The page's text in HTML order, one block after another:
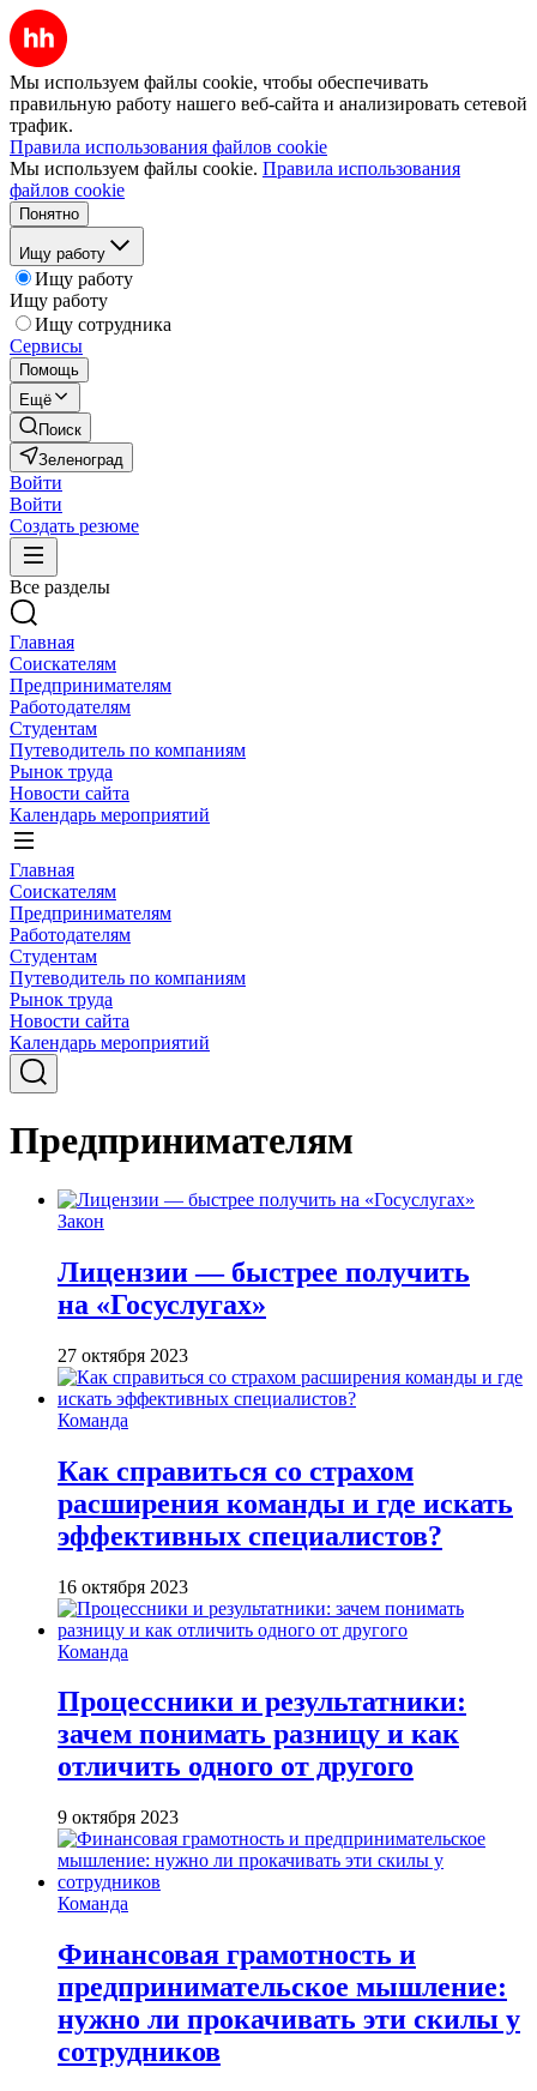
Мы используем файлы cookie, чтобы обеспечивать
правильную работу нашего веб-сайта и анализировать сетевой
трафик.
Правила использования файлов cookie
Мы используем файлы cookie. Правила использования
файлов cookie
Понятно
Ищу работу
Ищу работу
Ищу работу
Ищу сотрудника
Сервисы
Помощь
Ещё
Поиск
Зеленоград
Войти
Войти
Создать резюме
Все разделы
Главная
Соискателям
Предпринимателям
Работодателям
Студентам
Путеводитель по компаниям
Рынок труда
Новости сайта
Календарь мероприятий
Главная
Соискателям
Предпринимателям
Работодателям
Студентам
Путеводитель по компаниям
Рынок труда
Новости сайта
Календарь мероприятий
Предпринимателям
Закон
Лицензии — быстрее получить
на «Госуслугах»
27 октября 2023
Команда
Как справиться со страхом
расширения команды и где искать
эффективных специалистов?
16 октября 2023
Команда
Процессники и результатники:
зачем понимать разницу и как
отличить одного от другого
9 октября 2023
Команда
Финансовая грамотность и
предпринимательское мышление:
нужно ли прокачивать эти скилы у
сотрудников